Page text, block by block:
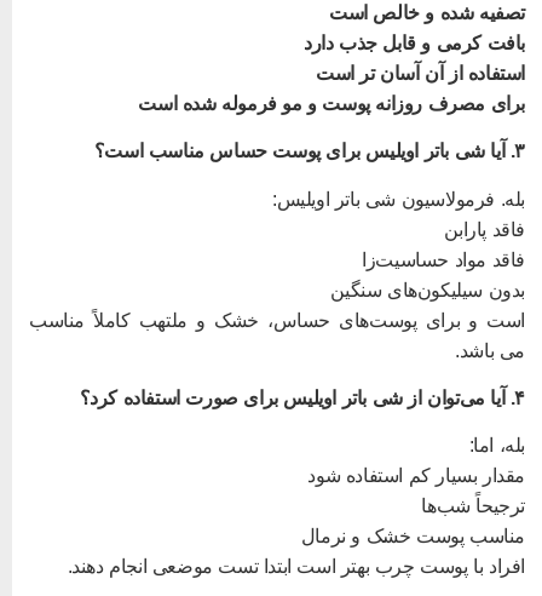
شده و خالص است
کرمی و قابل جذب دارد
از آن آسان‌ تر است
مصرف روزانه پوست و مو فرموله شده است
فرمولاسیون شی باتر اویلیس:
پارابن
مواد حساسیت‌زا
سیلیکون‌های سنگین
و برای پوست‌های حساس، خشک و ملتهب کاملاً مناسب
باشد.
اما:
بسیار کم استفاده شود
شب‌ها
پوست خشک و نرمال
با پوست چرب بهتر است ابتدا تست موضعی انجام دهند.